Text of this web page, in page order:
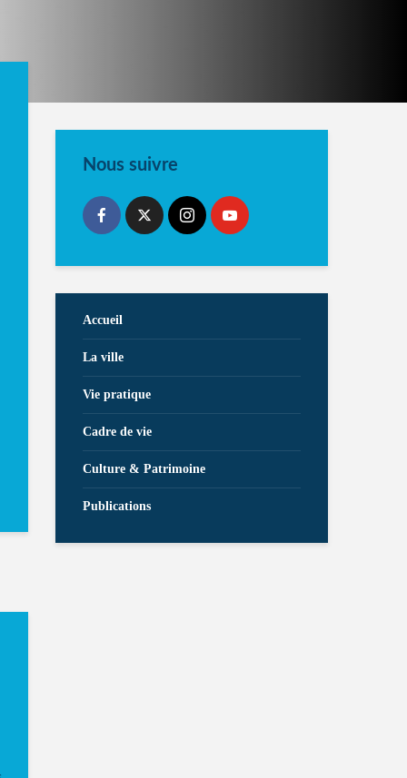
Nous suivre
Accueil
La ville
Vie pratique
Cadre de vie
Culture & Patrimoine
Publications